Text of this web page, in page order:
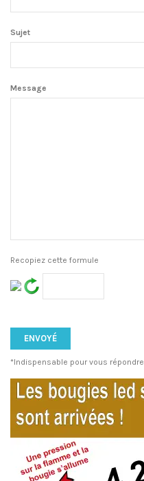
Sujet
Message
Recopiez cette formule
*Indispensable pour vous répondre